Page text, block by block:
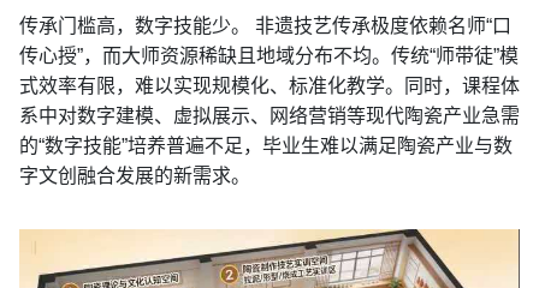
传承门槛高，数字技能少。 非遗技艺传承极度依赖名师“口
传心授”，而大师资源稀缺且地域分布不均。传统“师带徒”模
式效率有限，难以实现规模化、标准化教学。同时，课程体
系中对数字建模、虚拟展示、网络营销等现代陶瓷产业急需
的“数字技能”培养普遍不足，毕业生难以满足陶瓷产业与数
字文创融合发展的新需求。